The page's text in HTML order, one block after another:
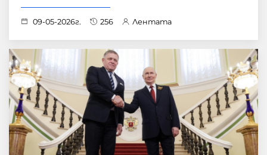
09-05-2026г. 256 Лентата